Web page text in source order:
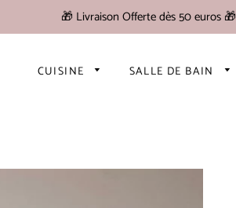
🎁 Livraison Offerte dès 50 euros 🎁
CUISINE SALLE DE BAIN